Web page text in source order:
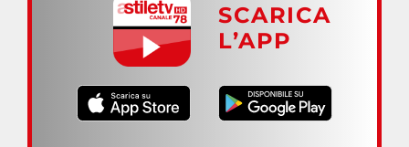
SCARICA
L’APP